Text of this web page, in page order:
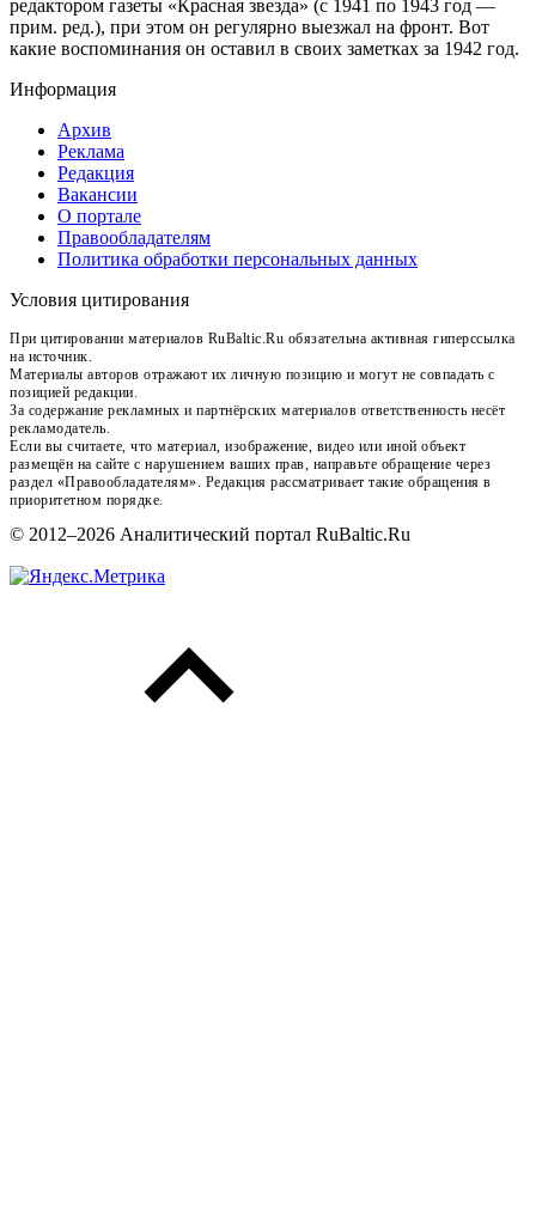
редактором газеты «Красная звезда» (с 1941 по 1943 год —
прим. ред.), при этом он регулярно выезжал на фронт. Вот
какие воспоминания он оставил в своих заметках за 1942 год.
Информация
Архив
Реклама
Редакция
Вакансии
О портале
Правообладателям
Политика обработки персональных данных
Условия цитирования
При цитировании материалов RuBaltic.Ru обязательна активная гиперссылка
на источник.
Материалы авторов отражают их личную позицию и могут не совпадать с
позицией редакции.
За содержание рекламных и партнёрских материалов ответственность несёт
рекламодатель.
Если вы считаете, что материал, изображение, видео или иной объект
размещён на сайте с нарушением ваших прав, направьте обращение через
раздел «Правообладателям». Редакция рассматривает такие обращения в
приоритетном порядке.
© 2012–2026 Аналитический портал RuBaltic.Ru